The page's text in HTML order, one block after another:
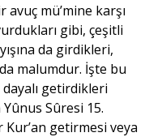
mü’mine karşı
gibi, çeşitli
da girdikleri,
malumdur. İşte bu
getirdikleri
Sûresi 15.
getirmesi veya